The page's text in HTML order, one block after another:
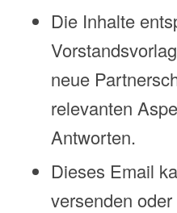
Die Inhalte
neue
relevanten
Antworten.
Dieses Email
versenden